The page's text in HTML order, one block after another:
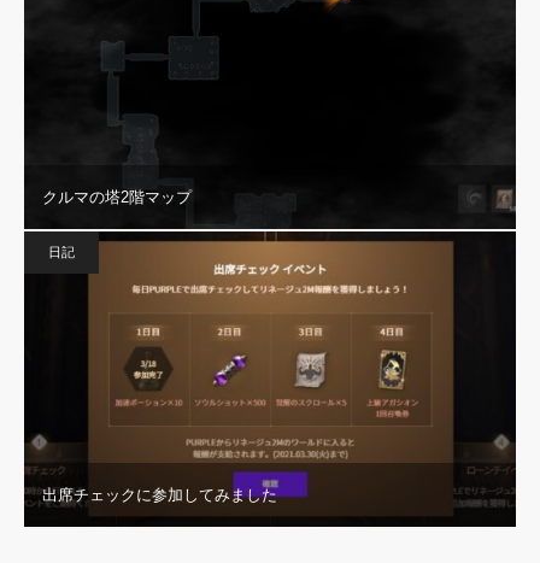
クルマの塔2階マップ
日記
出席チェックに参加してみました